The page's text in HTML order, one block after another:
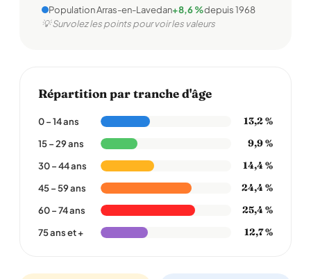
Population Arras-en-Lavedan+8,6 %depuis 1968
💡 Survolez les points pour voir les valeurs
Répartition par tranche d'âge
0 – 14 ans 13,2 %
15 – 29 ans 9,9 %
30 – 44 ans 14,4 %
45 – 59 ans 24,4 %
60 – 74 ans 25,4 %
75 ans et + 12,7 %